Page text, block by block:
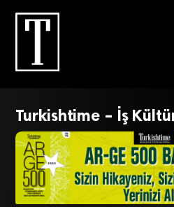
Turkishtime – İş